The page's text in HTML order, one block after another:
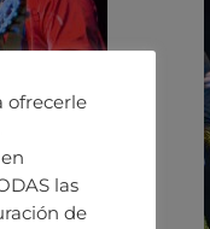
ofrecerle
las
de